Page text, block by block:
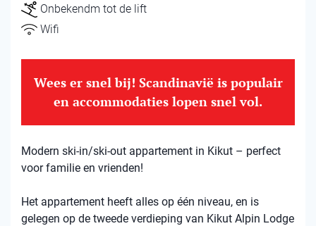
Onbekendm tot de lift
Wifi
Wees er snel bij! Scandinavië is populair
en accommodaties lopen snel vol.
Modern ski-in/ski-out appartement in Kikut – perfect
voor familie en vrienden!
Het appartement heeft alles op één niveau, en is
gelegen op de tweede verdieping van Kikut Alpin Lodge